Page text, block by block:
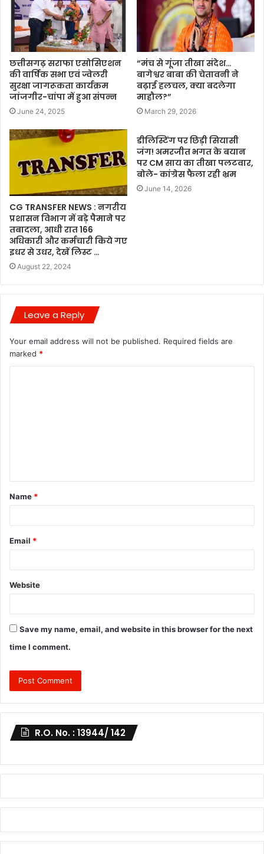
छत्तीसगढ़ सराफा एसोसिएशन
की वार्षिक सभा एवं ज्वेलरी
सुरक्षा जागरूकता कार्यक्रम
जांजगीर-चांपा में हुआ संपन्न
June 24, 2025
“मंच से गूंजा तीखा संदेश…
बागेश्वर बाबा की चेतावनी ने
बढ़ाई हलचल, क्या बदलेगा
माहौल?”
March 29, 2026
CG TRANSFER NEWS : नगरीय
प्रशासन विभाग में बड़े पैमाने पर
तबादला, आधी रात 166
अधिकारी और कर्मचारी किये गए
इधर से उधर, देखें लिस्ट …
August 22, 2024
डीलिस्टिंग पर छिड़ी सियासी
जंग! अमरजीत भगत के बयान
पर CM साय का तीखा पलटवार,
बोले- कांग्रेस फैला रही भ्रम
June 14, 2026
Leave a Reply
Your email address will not be published. Required fields are
marked *
t
*
Name *
Email *
Website
Save my name, email, and website in this browser for the next
time I comment.
R.O. No. : 13944/ 142